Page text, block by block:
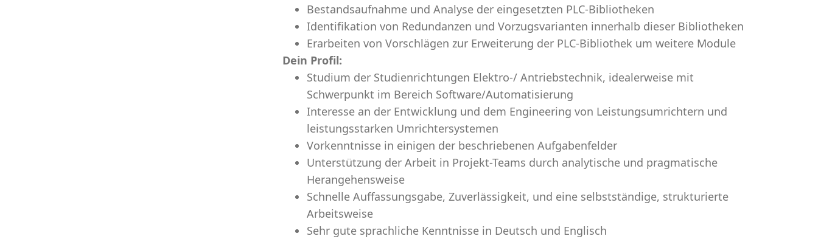
Bestandsaufnahme und Analyse der eingesetzten PLC-Bibliotheken
Identifikation von Redundanzen und Vorzugsvarianten innerhalb dieser Bibliotheken
Erarbeiten von Vorschlägen zur Erweiterung der PLC-Bibliothek um weitere Module
Dein Profil:
Studium der Studienrichtungen Elektro-/ Antriebstechnik, idealerweise mit
Schwerpunkt im Bereich Software/Automatisierung
Interesse an der Entwicklung und dem Engineering von Leistungsumrichtern und
leistungsstarken Umrichtersystemen
Vorkenntnisse in einigen der beschriebenen Aufgabenfelder
Unterstützung der Arbeit in Projekt-Teams durch analytische und pragmatische
Herangehensweise
Schnelle Auffassungsgabe, Zuverlässigkeit, und eine selbstständige, strukturierte
Arbeitsweise
Sehr gute sprachliche Kenntnisse in Deutsch und Englisch